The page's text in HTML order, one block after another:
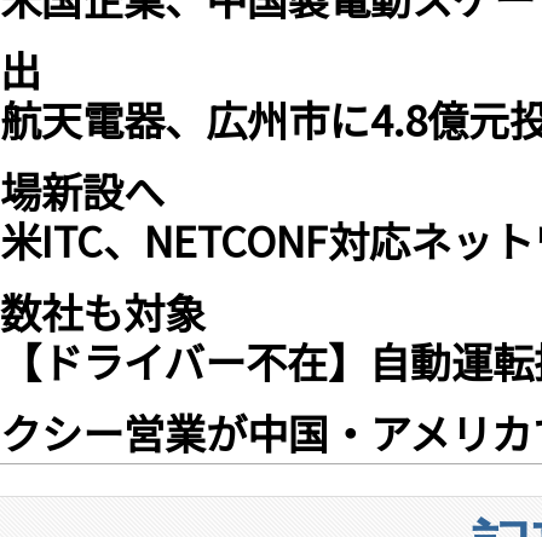
出
航天電器、広州市に4.8億元
場新設へ
米ITC、NETCONF対応ネッ
数社も対象
【ドライバー不在】自動運
クシー営業が中国・アメリ